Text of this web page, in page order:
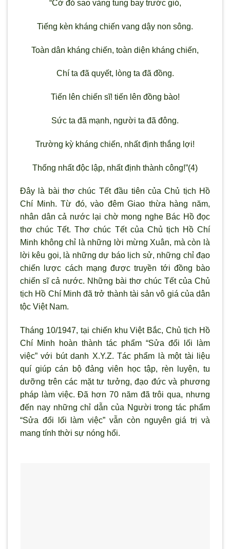
“Cờ đỏ sao vàng tung bay trước gió,
Tiếng kèn kháng chiến vang dậy non sông.
Toàn dân kháng chiến, toàn diện kháng chiến,
Chí ta đã quyết, lòng ta đã đồng.
Tiến lên chiến sĩ! tiến lên đồng bào!
Sức ta đã mạnh, người ta đã đông.
Trường kỳ kháng chiến, nhất định thắng lợi!
Thống nhất độc lập, nhất định thành công!”(4)
Đây là bài thơ chúc Tết đầu tiên của Chủ tịch Hồ
Chí Minh. Từ đó, vào đêm Giao thừa hàng năm,
nhân dân cả nước lại chờ mong nghe Bác Hồ đọc
thơ chúc Tết. Thơ chúc Tết của Chủ tịch Hồ Chí
Minh không chỉ là những lời mừng Xuân, mà còn là
lời kêu gọi, là những dự báo lịch sử, những chỉ đạo
chiến lược cách mạng được truyền tới đồng bào
chiến sĩ cả nước. Những bài thơ chúc Tết của Chủ
tịch Hồ Chí Minh đã trở thành tài sản vô giá của dân
tộc Việt Nam.
Tháng 10/1947, tại chiến khu Việt Bắc, Chủ tịch Hồ
Chí Minh hoàn thành tác phẩm “Sửa đổi lối làm
việc” với bút danh X.Y.Z. Tác phẩm là một tài liệu
quí giúp cán bộ đảng viên học tập, rèn luyện, tu
dưỡng trên các mặt tư tưởng, đạo đức và phương
pháp làm việc. Đã hơn 70 năm đã trôi qua, nhưng
đến nay những chỉ dẫn của Người trong tác phẩm
“Sửa đổi lối làm việc” vẫn còn nguyên giá trị và
mang tính thời sự nóng hổi.